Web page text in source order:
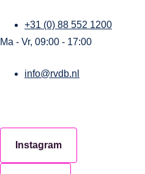
+31 (0) 88 552 1200
Ma - Vr, 09:00 - 17:00
info@rvdb.nl
Instagram